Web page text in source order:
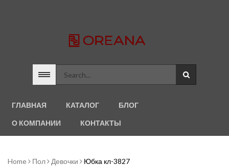
ГЛАВНАЯ КАТАЛОГ БЛОГ
О КОМПАНИИ КОНТАКТЫ
Home Пол Девочки Юбка кл-3827